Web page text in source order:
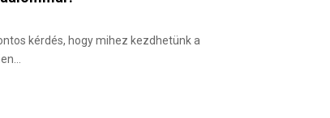
kérdés, hogy mihez kezdhetünk a